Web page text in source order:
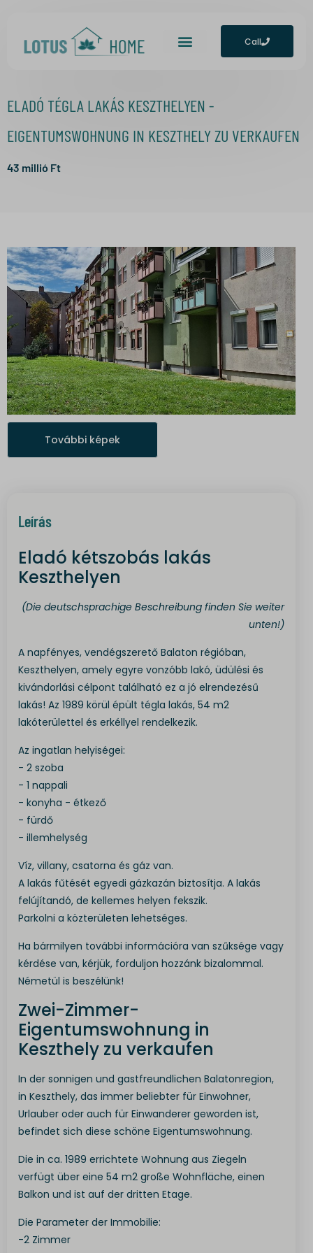
Call
ELADÓ TÉGLA LAKÁS KESZTHELYEN -
EIGENTUMSWOHNUNG IN KESZTHELY ZU VERKAUFEN
43 millió Ft
További képek
Leírás
Eladó kétszobás lakás
Keszthelyen
(Die deutschsprachige Beschreibung finden Sie weiter
unten!)
A napfényes, vendégszerető Balaton régióban,
Keszthelyen, amely egyre vonzóbb lakó, üdülési és
kivándorlási célpont található ez a jó elrendezésű
lakás! Az 1989 körül épült tégla lakás, 54 m2
lakóterülettel és erkéllyel rendelkezik.
Az ingatlan helyiségei:
- 2 szoba
- 1 nappali
- konyha - étkező
- fürdő
- illemhelység
Víz, villany, csatorna és gáz van.
A lakás fűtését egyedi gázkazán biztosítja. A lakás
felújítandó, de kellemes helyen fekszik.
Parkolni a közterületen lehetséges.
Ha bármilyen további információra van szűksége vagy
kérdése van, kérjük, forduljon hozzánk bizalommal.
Németül is beszélünk!
Zwei-Zimmer-
Eigentumswohnung in
Keszthely zu verkaufen
In der sonnigen und gastfreundlichen Balatonregion,
in Keszthely, das immer beliebter für Einwohner,
Urlauber oder auch für Einwanderer geworden ist,
befindet sich diese schöne Eigentumswohnung.
Die in ca. 1989 errichtete Wohnung aus Ziegeln
verfügt über eine 54 m2 große Wohnfläche, einen
Balkon und ist auf der dritten Etage.
Die Parameter der Immobilie:
-2 Zimmer